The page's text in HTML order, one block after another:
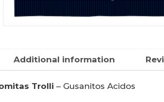
Additional information
Trolli – Gusanitos Acidos